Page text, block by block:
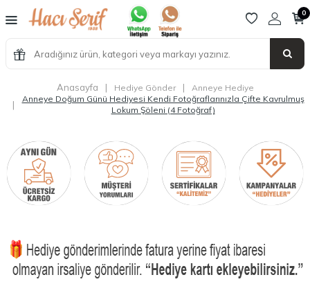
0
Anasayfa | Hediye Gönder | Anneye Hediye
|
Anneye Doğum Günü Hediyesi Kendi Fotoğraflarınızla Çifte Kavrulmuş
Lokum Şöleni (4 Fotoğraf)